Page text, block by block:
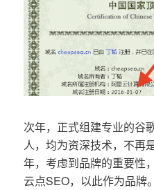
次年，正式组建专业的谷
人，均为资深技术，不再
年，考虑到品牌的重要性
云点SEO，以此作为品牌